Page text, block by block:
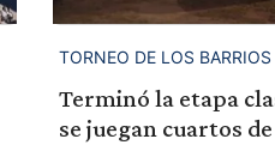
TORNEO DE LOS BARRIOS
Terminó la etapa
se juegan cuartos